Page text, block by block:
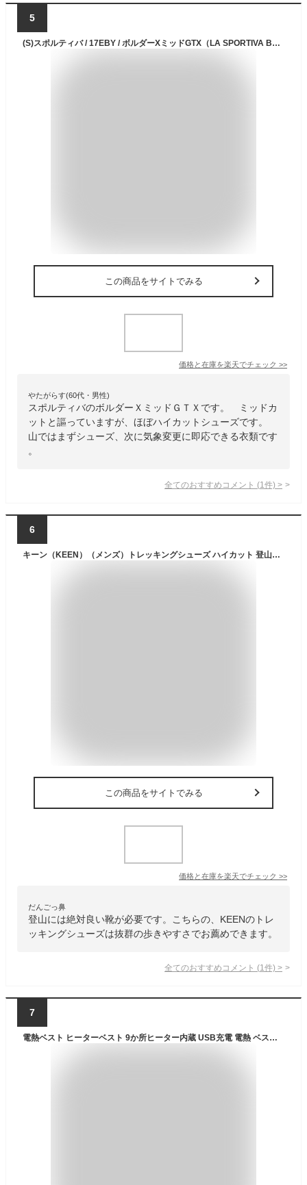
5
(S)スポルティバ / 17EBY / ボルダーXミッドGTX（LA SPORTIVA BOULDER X MID GTX）【登山靴】【アプローチシューズ】【ユニセックス】【シューズ館】
この商品をサイトでみる
価格と在庫を楽天でチェック >>
やたがらす(60代・男性)
スポルティバのボルダーＸミッドＧＴＸです。 ミッドカ
ットと謳っていますが、ほぼハイカットシューズです。
山ではまずシューズ、次に気象変更に即応できる衣類です
。
全てのおすすめコメント (1 件) >
6
キーン（KEEN）（メンズ）トレッキングシューズ ハイカット 登山靴 ピレニーズ 1002435
この商品をサイトでみる
価格と在庫を楽天でチェック >>
だんごっ鼻
登山には絶対良い靴が必要です。こちらの、KEENのトレ
ッキングシューズは抜群の歩きやすさでお薦めできます。
全てのおすすめコメント (1 件) >
7
電熱ベスト ヒーターベスト 9か所ヒーター内蔵 USB充電 電熱 ベスト 防寒ベスト電熱ウェア 男女兼用 水洗いでき 防寒ベスト チョッキ 男女兼用 USB 加熱 3段温度調整 登山 釣り アウトドアウエア 防寒対策 大きい